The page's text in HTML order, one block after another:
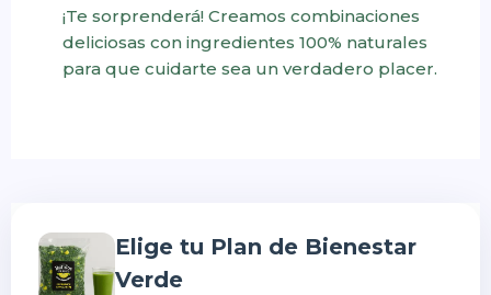
¡Te sorprenderá! Creamos combinaciones
deliciosas con ingredientes 100% naturales
para que cuidarte sea un verdadero placer.
Elige tu Plan de Bienestar
Verde